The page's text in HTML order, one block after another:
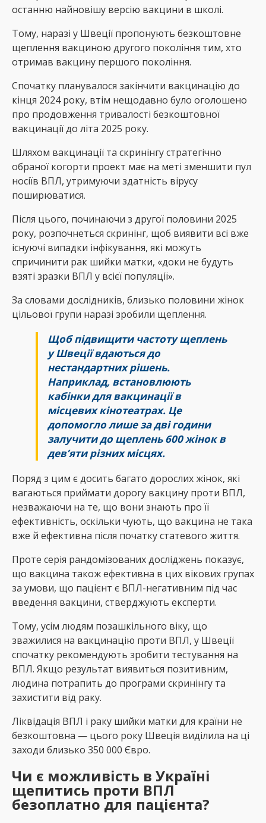
останню найновішу версію вакцини в школі.
Тому, наразі у Швеції пропонують безкоштовне
щеплення вакциною другого покоління тим, хто
отримав вакцину першого покоління.
Спочатку планувалося закінчити вакцинацію до
кінця 2024 року, втім нещодавно було оголошено
про продовження тривалості безкоштовної
вакцинації до літа 2025 року.
Шляхом вакцинації та скринінгу стратегічно
обраної когорти проект має на меті зменшити пул
носіїв ВПЛ, утримуючи здатність вірусу
поширюватися.
Після цього, починаючи з другої половини 2025
року, розпочнеться скринінг, щоб виявити всі вже
існуючі випадки інфікування, які можуть
спричинити рак шийки матки, «доки не будуть
взяті зразки ВПЛ у всієї популяції».
За словами дослідників, близько половини жінок
цільової групи наразі зробили щеплення.
Щоб підвищити частоту щеплень
у Швеції вдаються до
нестандартних рішень.
Наприклад, встановлюють
кабінки для вакцинації в
місцевих кінотеатрах. Це
допомогло лише за дві години
залучити до щеплень 600 жінок в
дев’яти різних місцях.
Поряд з цим є досить багато дорослих жінок, які
вагаються приймати дорогу вакцину проти ВПЛ,
незважаючи на те, що вони знають про її
ефективність, оскільки чують, що вакцина не така
вже й ефективна після початку статевого життя.
Проте серія рандомізованих досліджень показує,
що вакцина також ефективна в цих вікових групах
за умови, що пацієнт є ВПЛ-негативним під час
введення вакцини, стверджують експерти.
Тому, усім людям позашкільного віку, що
зважилися на вакцинацію проти ВПЛ, у Швеції
спочатку рекомендують зробити тестування на
ВПЛ. Якщо результат виявиться позитивним,
людина потрапить до програми скринінгу та
захистити від раку.
Ліквідація ВПЛ і раку шийки матки для країни не
безкоштовна — цього року Швеція виділила на ці
заходи близько 350 000 Євро.
Чи є можливість в Україні
щепитись проти ВПЛ
безоплатно для пацієнта?